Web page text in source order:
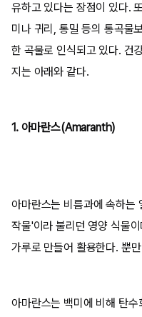
유하고 있다는 장점이 있다.
미나 귀리, 통밀 등의 통곡물
한 곡물로 인식되고 있다. 건
지는 아래와 같다.
1. 아마란스(Amaranth)
아마란스는 비름과에 속하는
작물'이라 불리던 영양 식물
가루로 만들어 활용한다. 뿐
아마란스는 백미에 비해 탄